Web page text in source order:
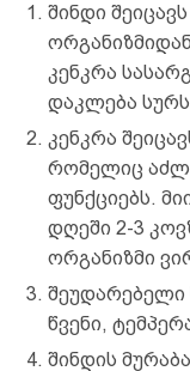
შინდი
კენკრა
დაკლება
კენკრა
რომელიც
ფუნქციებს.
დღეში 2-3
ორგანიზმი
შეუდარებელი
წვენი,
შინდის